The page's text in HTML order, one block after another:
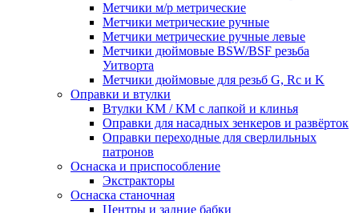
Метчики м/р метрические
Метчики метрические ручные
Метчики метрические ручные левые
Метчики дюймовые BSW/BSF резьба
Уитворта
Метчики дюймовые для резьб G, Rc и K
Оправки и втулки
Втулки КМ / КМ с лапкой и клинья
Оправки для насадных зенкеров и развёрток
Оправки переходные для сверлильных
патронов
Оснаска и приспособление
Экстракторы
Оснаска станочная
Центры и задние бабки